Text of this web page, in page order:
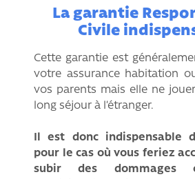
La garantie
Civile
Cette garantie est
votre assurance habitation
vos parents mais elle ne
long séjour à l’étranger.
Il est donc indispensable
pour le cas où vous feriez
subir des dommages